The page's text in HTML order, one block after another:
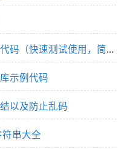
php中mysql连接和基本操作代码（快速测试使用，简单方便）
示例代码
以及防止乱码
串大全